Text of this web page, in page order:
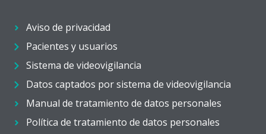
Aviso de privacidad
Pacientes y usuarios
Sistema de videovigilancia
Datos captados por sistema de videovigilancia
Manual de tratamiento de datos personales
Política de tratamiento de datos personales